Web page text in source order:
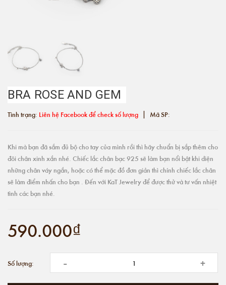
BRA ROSE AND GEM
Tình trạng: Liên hệ Facebook để check số lượng | Mã SP:
Khi mà bạn đã sắm đủ bộ cho tay của mình rồi thì hãy chuẩn bị sắp thêm cho
đôi chân xinh xắn nhé. Chiếc lắc chân bạc 925 sẽ làm bạn nổi bật khi diện
những chân váy ngắn, hoặc có thể mặc đồ đơn giản thì chính chiếc lắc chân
sẽ làm điểm nhấn cho bạn . Đến với KaT Jewelry để được thử và tư vấn nhiệt
tình các bạn nhé.
590.000₫
Số lượng: - +